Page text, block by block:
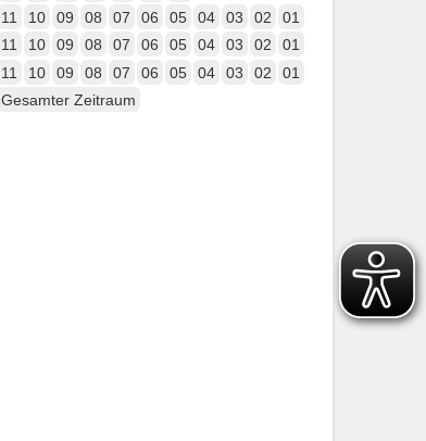
11 10 09 08 07 06 05 04 03 02 01
11 10 09 08 07 06 05 04 03 02 01
11 10 09 08 07 06 05 04 03 02
01
Gesamter Zeitraum